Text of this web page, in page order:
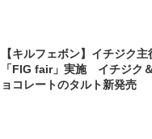
【キルフェボン】イチジク主
「FIG fair」実施 イチジク
ョコレートのタルト新発売